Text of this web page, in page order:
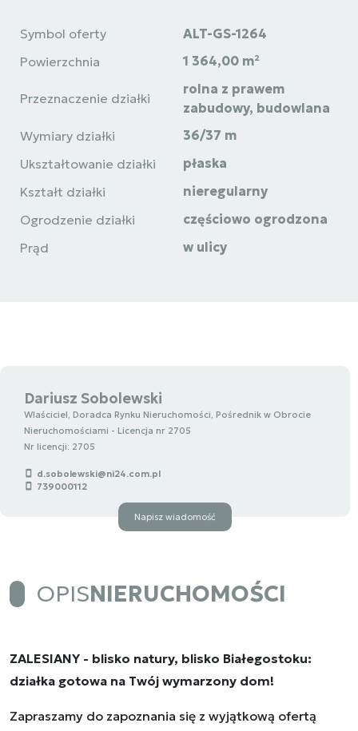
Symbol oferty
ALT-GS-1264
Powierzchnia
1 364,00 m²
Przeznaczenie działki
rolna z prawem
zabudowy, budowlana
Wymiary działki
36/37 m
Ukształtowanie działki
płaska
Kształt działki
nieregularny
Ogrodzenie działki
częściowo ogrodzona
Prąd
w ulicy
Dariusz Sobolewski
Wlaściciel, Doradca Rynku Nieruchomości, Pośrednik w Obrocie
Nieruchomościami - Licencja nr 2705
Nr licencji: 2705
d.sobolewski@ni24.com.pl
739000112
Napisz wiadomość
OPISNIERUCHOMOŚCI
ZALESIANY - blisko natury, blisko Białegostoku:
działka gotowa na Twój wymarzony dom!
Zapraszamy do zapoznania się z wyjątkową ofertą